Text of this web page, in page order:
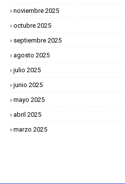
noviembre 2025
octubre 2025
septiembre 2025
agosto 2025
julio 2025
junio 2025
mayo 2025
abril 2025
marzo 2025